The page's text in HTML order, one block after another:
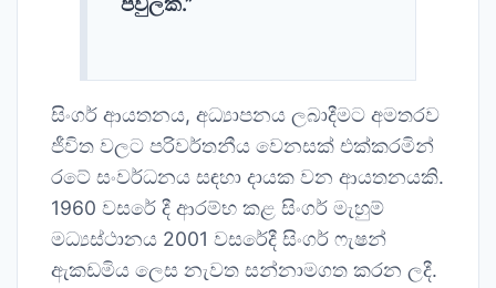
සිංගර් ආයතනය, අධ්‍යාපනය ලබාදීමට අමතරව
ජීවිත වලට පරිවර්තනීය වෙනසක් එක්කරමින්
රටේ සංවර්ධනය සඳහා දායක වන ආයතනයකි.
1960 වසරේ දී ආරම්භ කළ සිංගර් මැහුම්
මධ්‍යස්ථානය 2001 වසරේදී සිංගර් ෆැෂන්
ඇකඩමිය ලෙස නැවත සන්නාමගත කරන ලදී.